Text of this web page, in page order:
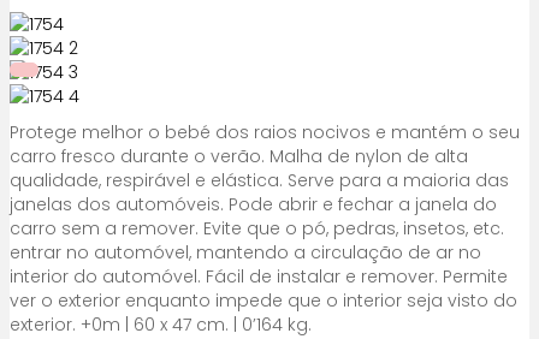
Protege melhor o bebé dos raios nocivos e mantém o seu
carro fresco durante o verão. Malha de nylon de alta
qualidade, respirável e elástica. Serve para a maioria das
janelas dos automóveis. Pode abrir e fechar a janela do
carro sem a remover. Evite que o pó, pedras, insetos, etc.
entrar no automóvel, mantendo a circulação de ar no
interior do automóvel. Fácil de instalar e remover. Permite
ver o exterior enquanto impede que o interior seja visto do
exterior. +0m | 60 x 47 cm. | 0’164 kg.